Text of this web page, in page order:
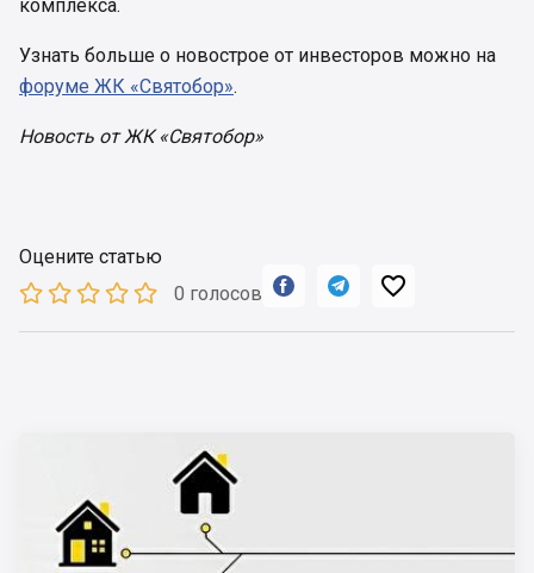
комплекса.
Узнать больше о новострое от инвесторов можно на
форуме ЖК «Святобор».
Новость от ЖК «Святобор»
Оцените статью
0 голосов
  